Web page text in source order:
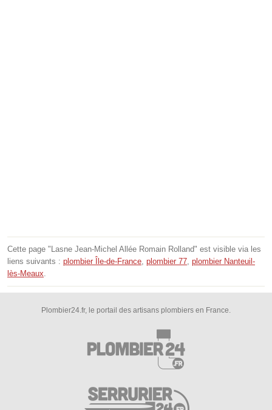
Cette page "Lasne Jean-Michel Allée Romain Rolland" est visible via les
liens suivants : plombier Île-de-France plombier 77 plombier Nanteuil-
lès-Meaux
Plombier24.fr, le portail des artisans plombiers en France.